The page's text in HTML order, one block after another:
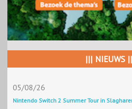
||| NIEUWS
05/08/26
Nintendo Switch 2 Summer Tour in